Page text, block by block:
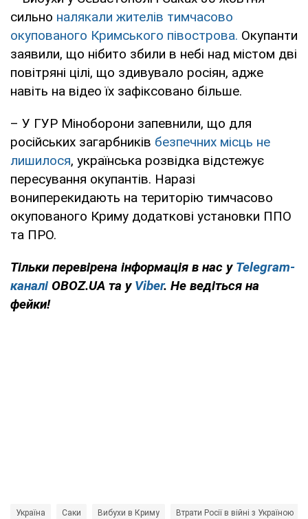
сильно налякали жителів тимчасово
окупованого Кримського півострова. Окупанти
заявили, що нібито збили в небі над містом дві
повітряні цілі, що здивувало росіян, адже
навіть на відео їх зафіксовано більше.
– У ГУР Міноборони запевнили, що для
російських загарбників безпечних місць не
лишилося, українська розвідка відстежує
пересування окупантів. Наразі
вониперекидають на територію тимчасово
окупованого Криму додаткові установки ППО
та ПРО.
Тільки перевірена інформація в нас у Telegram-
каналі OBOZ.UA та у Viber. Не ведіться на
фейки!
Україна Саки Вибухи в Криму Втрати Росії в війні з Україною